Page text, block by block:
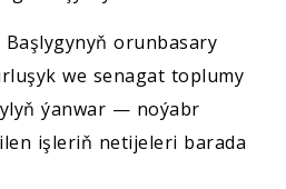
orunbasary
we senagat toplumy
ýanwar — noýabr
işleriň netijeleri barada